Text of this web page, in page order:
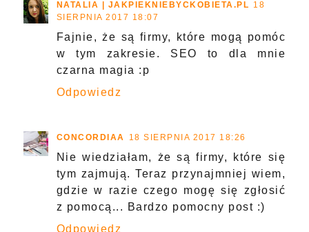
NATALIA | JAKPIEKNIEBYCKOBIETA.PL 18
SIERPNIA 2017 18:07
Fajnie, że są firmy, które mogą pomóc
w tym zakresie. SEO to dla mnie
czarna magia :p
Odpowiedz
CONCORDIAA 18 SIERPNIA 2017 18:26
Nie wiedziałam, że są firmy, które się
tym zajmują. Teraz przynajmniej wiem,
gdzie w razie czego mogę się zgłosić
z pomocą... Bardzo pomocny post :)
Odpowiedz